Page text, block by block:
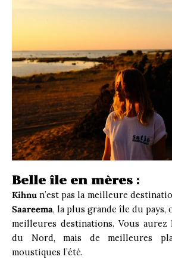
Belle île en mères :
Kihnu n’est pas la meilleure
Saareema, la plus grande île du pays,
meilleures destinations. Vous aurez
du Nord, mais de meilleures
moustiques l’été.